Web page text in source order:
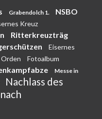
Grabendolch 1. NSBO
Kreuz
Ritterkreuzträg
Eisernes
Fotoalbum
Messe in
Nachlass des